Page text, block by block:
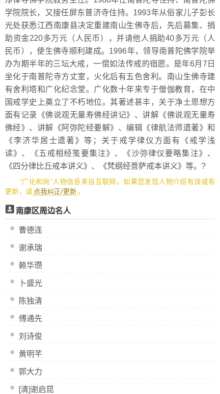
学院院长，又接任屏东普济寺住持。1993年从俗家儿子彭长
光处获悉江西南康县决定重建南山生佛寺后，先后募集、捐
助资金220多万元（人民币），并请他人捐助40多万元（人
民币），使生佛寺顺利建成。1996年，领导南普陀佛学院举
办为期半年的三坛大戒，一偿如法传戒的宿愿。是年6月7日
坐化于南普陀寺方丈室，火化后有五色舍利。南山生佛寺建
有舍利塔和广化纪念堂。广化数十年来专于僧伽教育，在中
国戒学史上奠立了不朽地位。其著述甚丰，关于净土思想方
面有记录《佛说观无量寿佛经讲记》、讲解《佛说观无量寿
佛经》、讲解《阿弥陀经要解》、编辑《律航法师遗著》和
《李济华居士遗著》等；关于戒学律仪方面有《戒学浅
读》、《五戒相经笺要集注》、《沙弥律仪要略集注》、
《四分律比丘戒本讲义》、《梵纲经菩萨戒本讲义》等。?
“广化和尚”人物信息来自互联网，如果您发现人物介绍有误或有
更新，请 点我纠正/更新。
南康区周边名人
曹德连
谢承瑞
赖华瓒
卜盛光
陈独清
傅通先
刘诗俊
黄明芊
郭大力
[清]谢启昆